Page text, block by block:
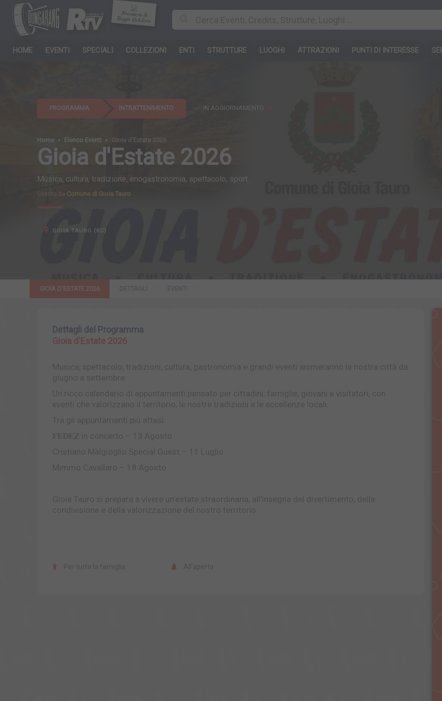
Provincia di
Reggio Calabria
HOME EVENTI SPECIALI COLLEZIONI ENTI STRUTTURE LUOGHI ATTRAZIONI PUNTI DI INTERESSE
PROGRAMMA INTRATTENIMENTO IN AGGIORNAMENTO
Home Elenco Eventi Gioia d'Estate 2026
Gioia d'Estate 2026
Musica, cultura, tradizione, enogastronomia, spettacolo, sport.
Gestito da Comune di Gioia Tauro
GIOIA TAURO (RC)
GIOIA D'ESTATE 2026
Dettagli del Programma
Gioia d'Estate 2026